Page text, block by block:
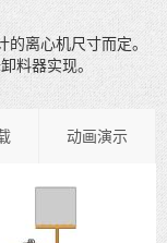
离心机尺寸而定。
料器实现。
动画演示